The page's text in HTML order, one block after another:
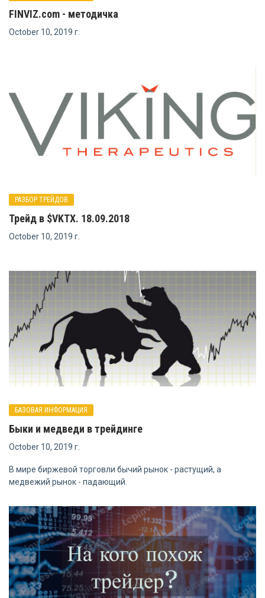
FINVIZ.com - методичка
October 10, 2019 г.
РАЗБОР ТРЕЙДОВ
Трейд в $VKTX. 18.09.2018
October 10, 2019 г.
БАЗОВАЯ ИНФОРМАЦИЯ
Быки и медведи в трейдинге
October 10, 2019 г.
В мире биржевой торговли бычий рынок - растущий, а
медвежий рынок - падающий.